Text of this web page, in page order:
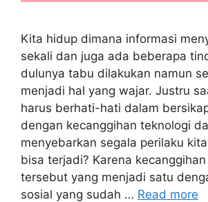
Kita hidup dimana informasi
sekali dan juga ada beberapa
dulunya tabu dilakukan namun
menjadi hal yang wajar. Justru
harus berhati-hati dalam
dengan kecanggihan teknologi
menyebarkan segala perilaku
bisa terjadi? Karena
tersebut yang menjadi satu
sosial yang sudah … Read more